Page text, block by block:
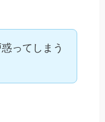
ってしまう